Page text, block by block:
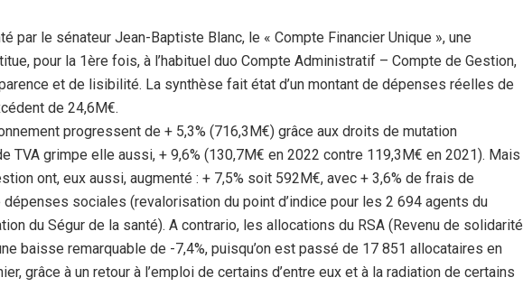
par le sénateur Jean-Baptiste Blanc, le « Compte Financier Unique », une
pour la 1ère fois, à l’habituel duo Compte Administratif – Compte de Gestion,
et de lisibilité. La synthèse fait état d’un montant de dépenses réelles de
de 24,6M€.
progressent de + 5,3% (716,3M€) grâce aux droits de mutation
TVA grimpe elle aussi, + 9,6% (130,7M€ en 2022 contre 119,3M€ en 2021). Mais
ont, eux aussi, augmenté : + 7,5% soit 592M€, avec + 3,6% de frais de
dépenses sociales (revalorisation du point d’indice pour les 2 694 agents du
du Ségur de la santé). A contrario, les allocations du RSA (Revenu de solidarité
baisse remarquable de -7,4%, puisqu’on est passé de 17 851 allocataires en
grâce à un retour à l’emploi de certains d’entre eux et à la radiation de certains